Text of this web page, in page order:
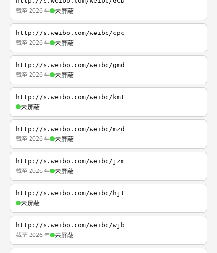
截至 2026 年 未屏蔽
http://s.weibo.com/weibo/cpc
截至 2026 年 未屏蔽
http://s.weibo.com/weibo/gmd
截至 2026 年 未屏蔽
http://s.weibo.com/weibo/kmt
未屏蔽
http://s.weibo.com/weibo/mzd
截至 2026 年 未屏蔽
http://s.weibo.com/weibo/jzm
截至 2026 年 未屏蔽
http://s.weibo.com/weibo/hjt
未屏蔽
http://s.weibo.com/weibo/wjb
截至 2026 年 未屏蔽